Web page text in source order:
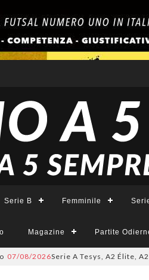
Serie B Femminile
Magazine Partite
2026Serie A Tesys, A2 Élite, A2, B